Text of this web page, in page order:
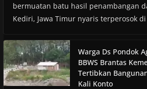
bermuatan batu hasil penambangan
Kediri, Jawa Timur nyaris terperosok
Warga Ds Pondok
BBWS Brantas
Tertibkan
Kali Konto